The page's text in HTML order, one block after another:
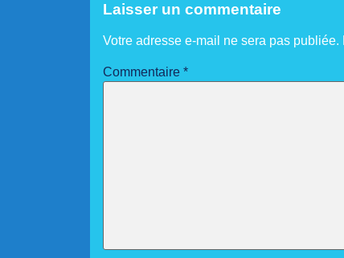
Laisser un commentaire
Votre adresse e-mail ne sera pas publiée.
Commentaire *